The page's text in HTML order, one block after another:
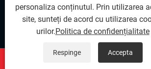
Produse
Contactaţi-ne

personaliza conținutul. Prin utilizarea
site, sunteți de acord cu utilizarea
urilor.Politica de confidențialitate
Respinge Accepta